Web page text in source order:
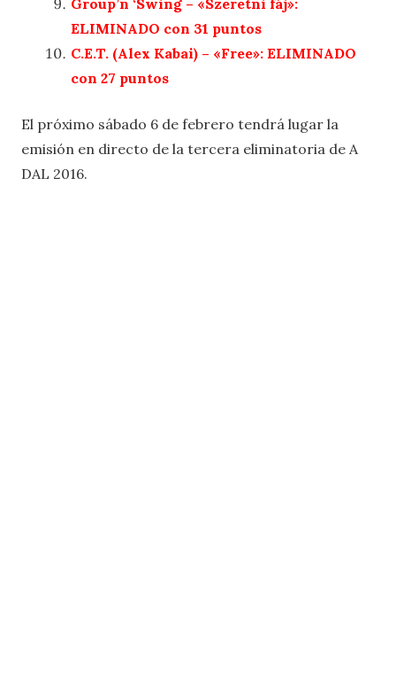
Group’n ‘Swing – «Szeretni fáj»:
ELIMINADO con 31 puntos
C.E.T. (Alex Kabai) – «Free»: ELIMINADO
con 27 puntos
El próximo sábado 6 de febrero tendrá lugar la
emisión en directo de la tercera eliminatoria de A
DAL 2016.